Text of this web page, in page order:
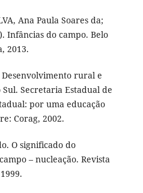
Ana Paula Soares da;
Infâncias do campo. Belo
2013.
rural e
Secretaria Estadual de
por uma educação
Corag, 2002.
O significado do
– nucleação. Revista